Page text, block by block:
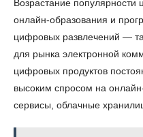
Возрастание
онлайн-образования и
цифровых развлечений —
для рынка электронной
цифровых продуктов
высоким спросом на
сервисы, облачные